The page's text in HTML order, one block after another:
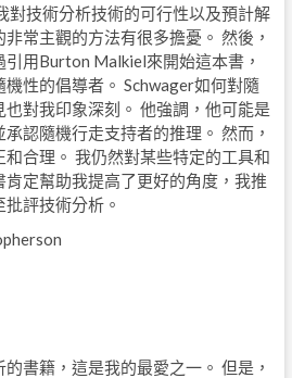
對技術分析技術的可行性以及預計解
常主觀的方法有很多擔憂。 然後，
用Burton Malkiel來開始這本書，
性的倡導者。 Schwager如何對隨
對我印象深刻。 他強調，他可能是
認隨機行走支持者的推理。 然而，
合理。 我仍然對某些特定的工具和
定幫助我提高了更好的角度，我推
評技術分析。
書籍，這是我的最愛之一。 但是，